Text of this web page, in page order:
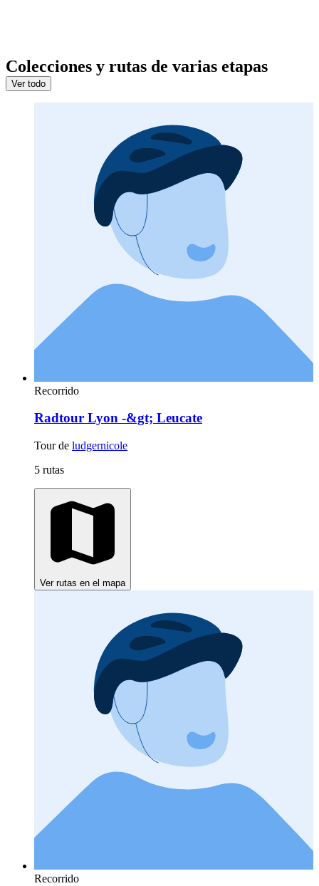
Colecciones y rutas de varias etapas
Ver todo
Recorrido
Radtour Lyon -&gt; Leucate
Tour de ludgernicole
5 rutas
Ver rutas en el mapa
Recorrido